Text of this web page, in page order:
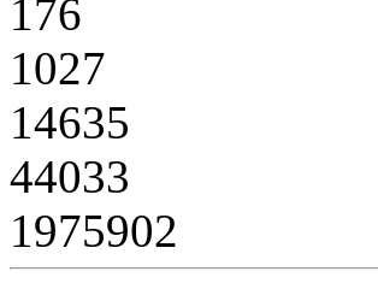
176
1027
14635
44033
1975902